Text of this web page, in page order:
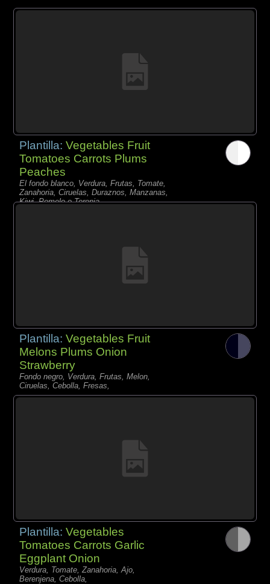
Plantilla:Vegetables Fruit
Tomatoes Carrots Plums
Peaches
El fondo blanco, Verdura, Frutas, Tomate,
Zanahoria, Ciruelas, Duraznos, Manzanas,
Kiwi, Pomelo o Toronja,
Plantilla:Vegetables Fruit
Melons Plums Onion
Strawberry
Fondo negro, Verdura, Frutas, Melon,
Ciruelas, Cebolla, Fresas,
Plantilla:Vegetables
Tomatoes Carrots Garlic
Eggplant Onion
Verdura, Tomate, Zanahoria, Ajo,
Berenjena, Cebolla,